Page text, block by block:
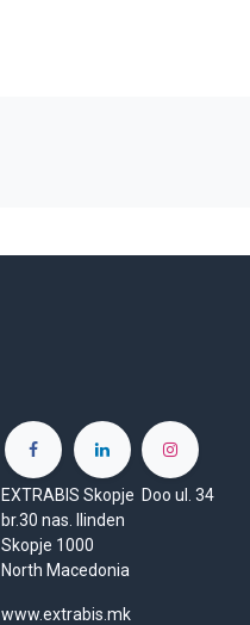
EXTRABIS Skopje Doo ul. 34
br.30 nas. Ilinden
Skopje 1000
North Macedonia
www.extrabis.mk